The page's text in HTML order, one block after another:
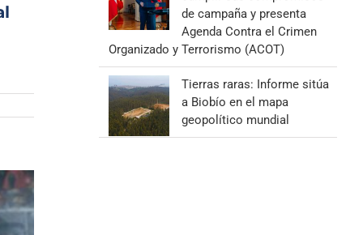
de campaña y presenta
Agenda Contra el Crimen
Organizado y Terrorismo (ACOT)
Tierras raras: Informe sitúa
a Biobío en el mapa
geopolítico mundial